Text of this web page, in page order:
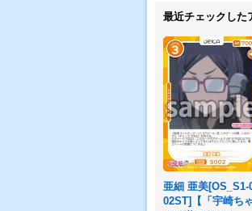
最近チェックした
亜細 亜美[OS_S1-
02ST]【「宇崎ち